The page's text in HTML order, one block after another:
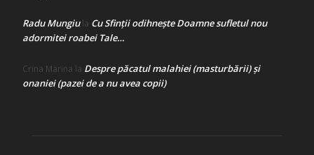
Radu Mungiula Cu Sfinții odihnește Doamne sufletul nou
adormitei roabei Tale…
Crina Marina la Despre păcatul malahiei (masturbării) şi
onaniei (pazei de a nu avea copii)